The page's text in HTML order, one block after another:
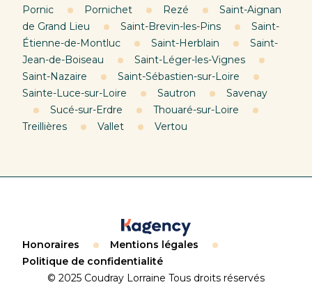
Pornic
Pornichet Rezé
Saint-Aignan
de Grand Lieu
Saint-Brevin-les-Pins
Saint-
Étienne-de-Montluc
Saint-Herblain
Saint-
Jean-de-Boiseau
Saint-Léger-les-Vignes
Saint-Nazaire
Saint-Sébastien-sur-Loire
Sainte-Luce-sur-Loire
Sautron
Savenay
Sucé-sur-Erdre
Thouaré-sur-Loire
Treillières
Vallet Vertou
© 2025 Coudray Lorraine Tous droits réservés
Honoraires
Mentions légales
Politique de confidentialité